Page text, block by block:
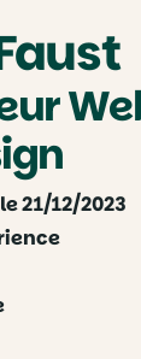
21/12/2023